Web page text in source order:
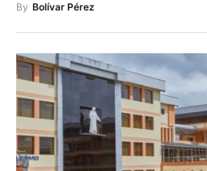
By Bolívar Pérez